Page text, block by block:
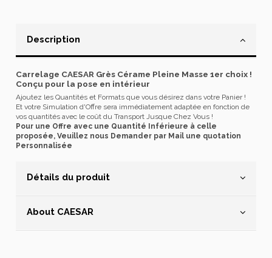
Description
Carrelage CAESAR Grès Cérame Pleine Masse 1er choix !
Conçu pour la pose en intérieur
Ajoutez les Quantités et Formats que vous désirez dans votre Panier !
Et votre Simulation d'Offre sera immédiatement adaptée en fonction de
vos quantités avec le coût du Transport Jusque Chez Vous !
Pour une Offre avec une Quantité Inférieure à celle
proposée, Veuillez nous Demander par Mail une quotation
Personnalisée
Détails du produit
About CAESAR